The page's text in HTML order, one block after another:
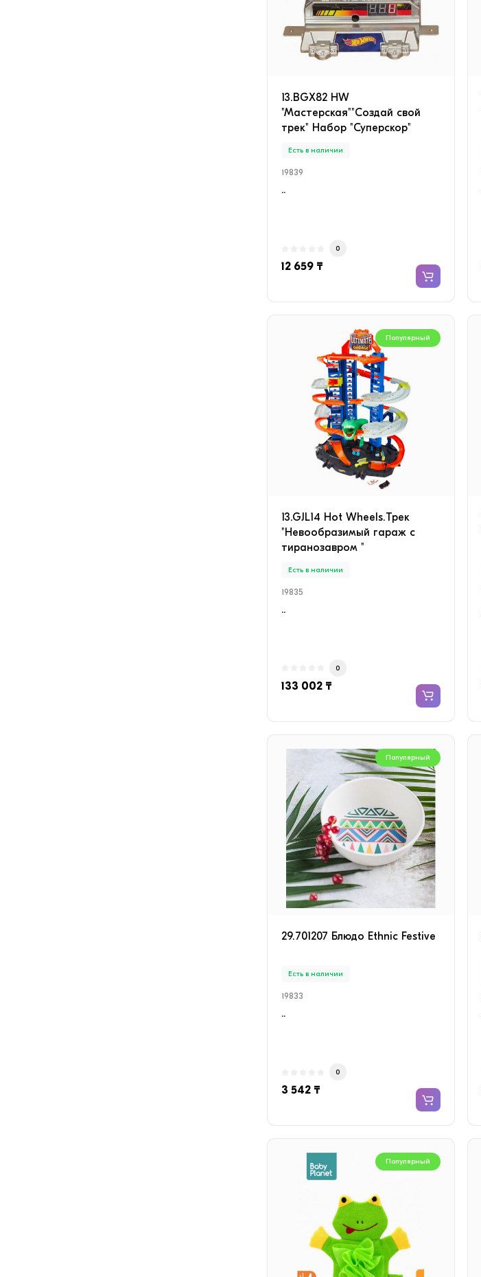
13.BGX82 HW
"Мастерская""Создай свой
трек" Набор "Суперскор"
Есть в наличии
19839
..
0
12 659 ₸
Популярный
13.GJL14 Hot Wheels.Трек
"Невообразимый гараж с
тиранозавром "
Есть в наличии
19835
..
0
133 002 ₸
Популярный
29.701207 Блюдо Ethnic Festive
Есть в наличии
19833
..
0
3 542 ₸
Популярный